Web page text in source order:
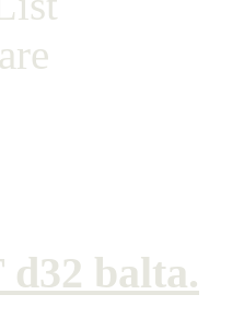
balta.